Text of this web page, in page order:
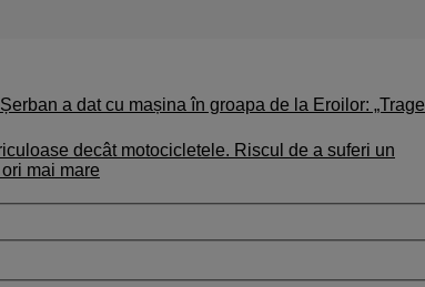
a dat cu mașina în groapa de la Eroilor: „Trage
decât motocicletele. Riscul de a suferi un
mai mare